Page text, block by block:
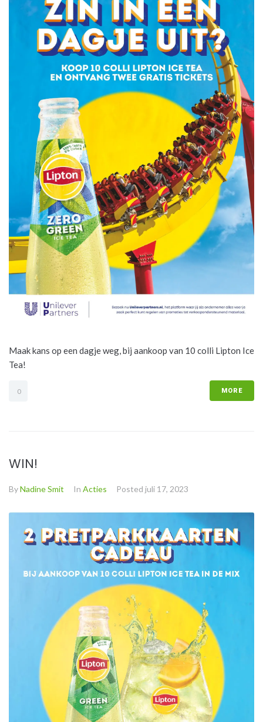
Maak kans op een dagje weg, bij aankoop van 10 colli Lipton Ice
Tea!
0 MORE
WIN!
ByNadine Smit In Acties Posted juli 17, 2023